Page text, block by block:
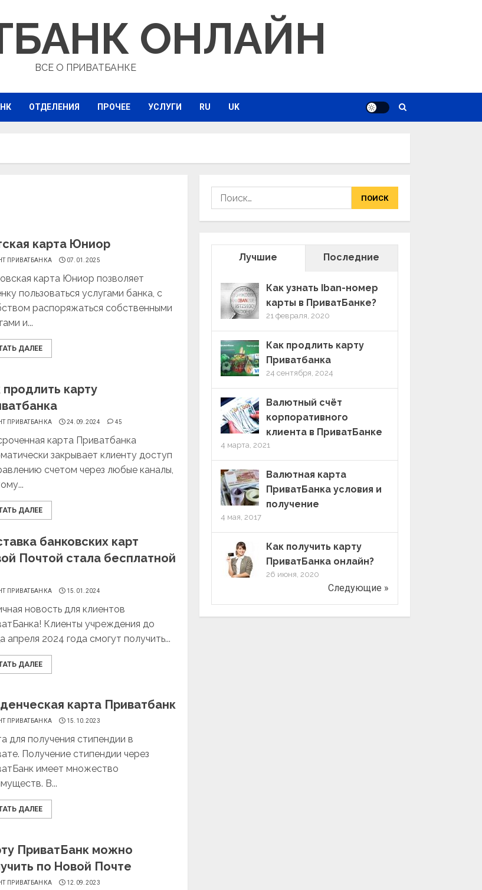
ОНЛАЙН
ВСЕ О ПРИВАТБАНКЕ
ОТДЕЛЕНИЯ ПРОЧЕЕ УСЛУГИ RU UK
карта Юниор
ПРИВАТБАНКА 07.01.2025
карта Юниор позволяет
пользоваться услугами банка, с
распоряжаться собственными
и...
ДАЛЕЕ
продлить карту
ПРИВАТБАНКА 24.09.2024 45
карта Приватбанка
закрывает клиенту доступ
счетом через любые каналы,
ДАЛЕЕ
банковских карт
Почтой стала бесплатной
ПРИВАТБАНКА 15.01.2024
новость для клиентов
Клиенты учреждения до
апреля 2024 года смогут получить...
ДАЛЕЕ
карта Приватбанк
ПРИВАТБАНКА 15.10.2023
для получения стипендии в
Получение стипендии через
имеет множество
В...
ДАЛЕЕ
ПриватБанк можно
по Новой Почте
ПРИВАТБАНКА 12.09.2023
Найти:
Лучшие Последние
Как узнать Iban-номер
карты в ПриватБанке?
21 февраля, 2020
Как продлить карту
Приватбанка
24 сентября, 2024
Валютный счёт
корпоративного
клиента в ПриватБанке
4 марта, 2021
Валютная карта
ПриватБанка условия и
получение
4 мая, 2017
Как получить карту
ПриватБанка онлайн?
26 июня, 2020
Следующие »